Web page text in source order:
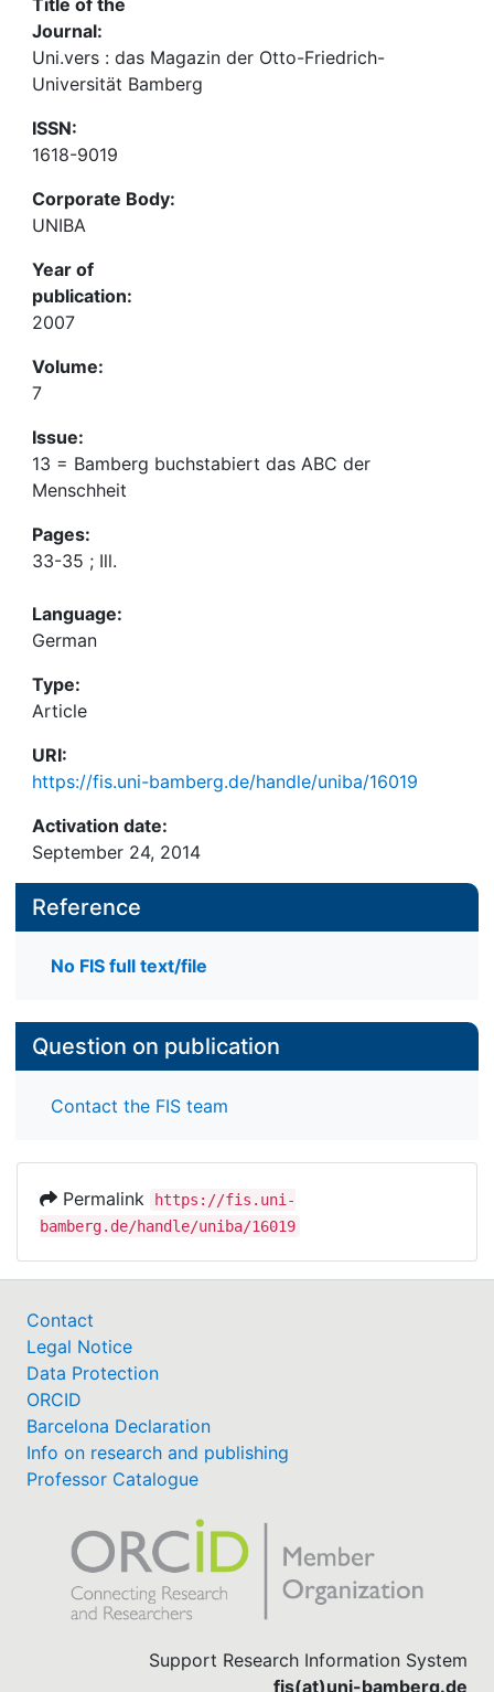
Title of the
Journal:
Uni.vers : das Magazin der Otto-Friedrich-
Universität Bamberg
ISSN:
1618-9019
Corporate Body:
UNIBA
Year of
publication:
2007
Volume:
7
Issue:
13 = Bamberg buchstabiert das ABC der
Menschheit
Pages:
33-35 ; Ill.
Language:
German
Type:
Article
URI:
https://fis.uni-bamberg.de/handle/uniba/16019
Activation date:
September 24, 2014
Reference
No FIS full text/file
Question on publication
Contact the FIS team
Permalink
https://fis.uni-
bamberg.de/handle/uniba/16019
Contact
Legal Notice
Data Protection
ORCID
Barcelona Declaration
Info on research and publishing
Professor Catalogue
Support Research Information System
fis(at)uni-bamberg.de